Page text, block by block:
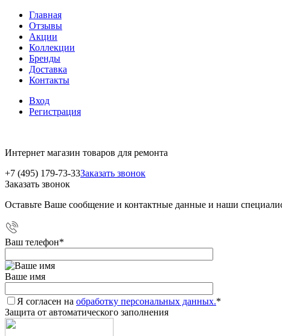
Главная
Отзывы
Акции
Коллекции
Бренды
Доставка
Контакты
Вход
Регистрация
Интернет магазин товаров для ремонта
+7 (495) 179-73-33Заказать звонок
Заказать звонок
Оставьте Ваше сообщение и контактные данные и наши
Ваш телефон*
Ваше имя
Я согласен на обработку персональных данных.*
Защита от автоматического заполнения